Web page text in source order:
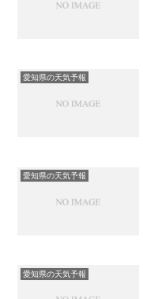
愛知県の天気予報
愛知県の天気予報
愛知県の天気予報